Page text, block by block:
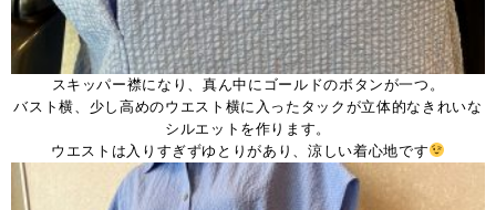
スキッパー襟になり、真ん中にゴールドのボタンが一つ。
バスト横、少し高めのウエスト横に入ったタックが立体的なきれいな
シルエットを作ります。
ウエストは入りすぎずゆとりがあり、涼しい着心地です